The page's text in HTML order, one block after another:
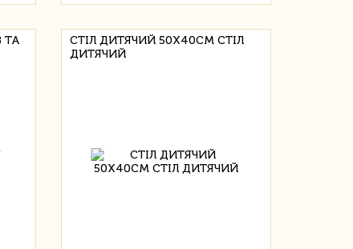
ТА
СТІЛ ДИТЯЧИЙ 50Х40СМ СТІЛ
ДИТЯЧИЙ